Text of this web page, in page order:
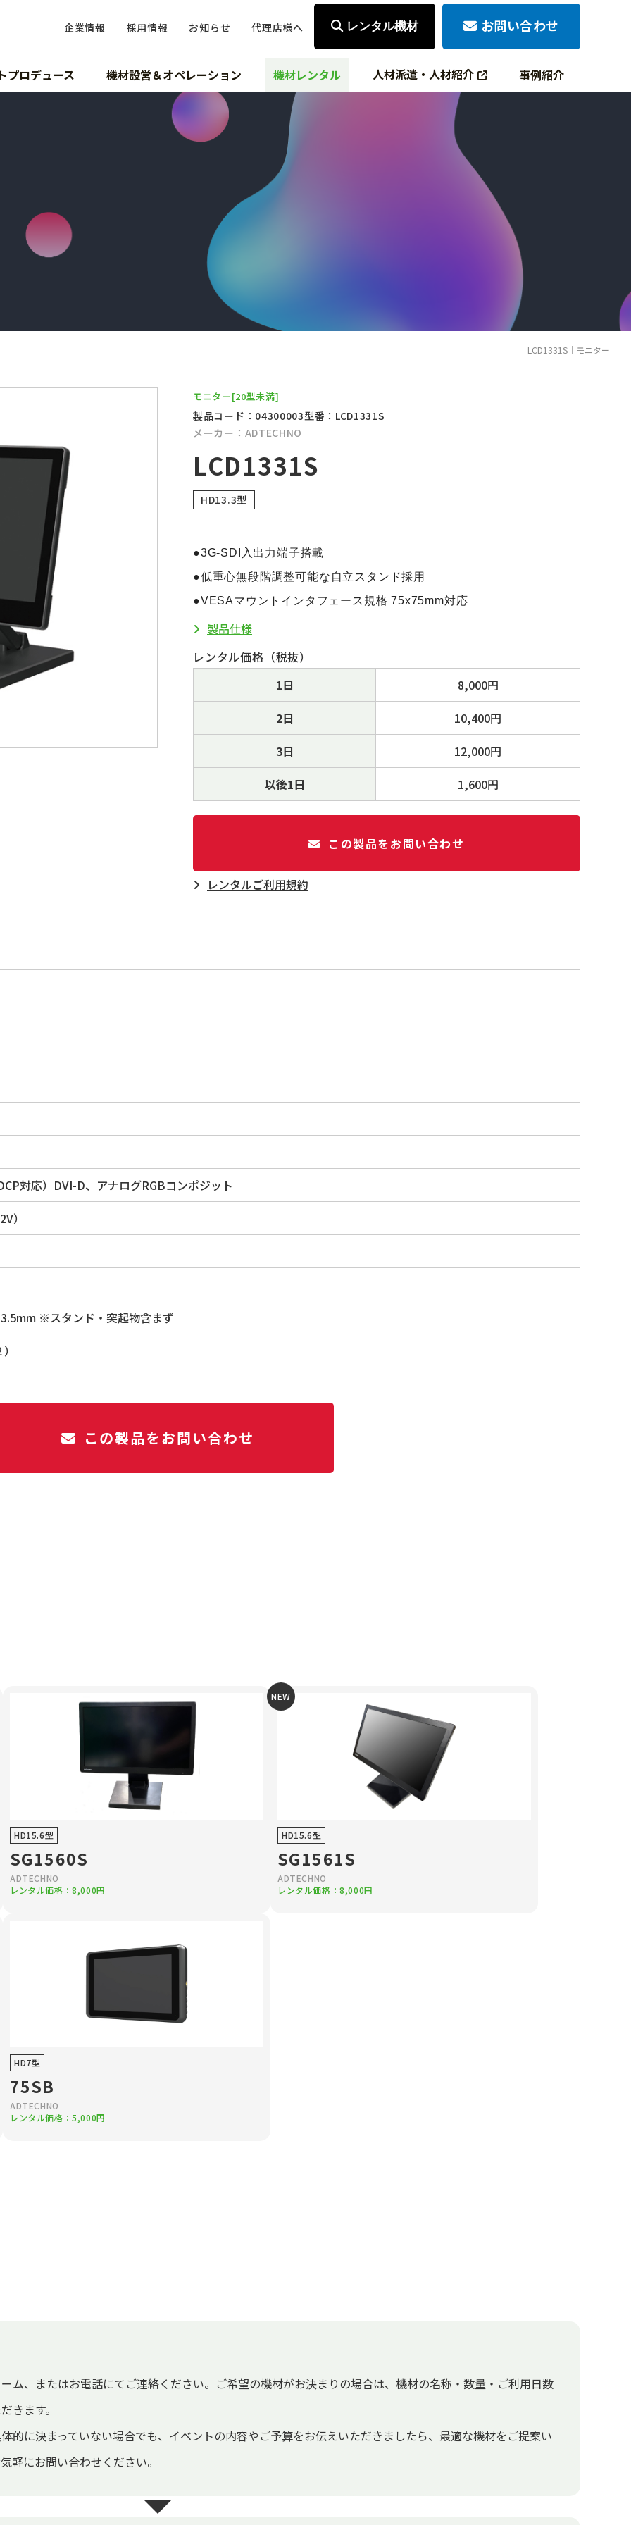
企業情報 採用情報 お知らせ 代理店様へ レンタル機材 お問い合わせ
プロデュース 機材設営＆オペレーション 機材レンタル 人材派遣・人材紹介 事例紹介
LCD1331S｜モニター
モニター[20型未満]
製品コード：04300003型番：LCD1331S
メーカー：ADTECHNO
LCD1331S
HD13.3型
●3G-SDI入出力端子搭載
●低重心無段階調整可能な自立スタンド採用
●VESAマウントインタフェース規格 75x75mm対応
製品仕様
レンタル価格（税抜）
1日
8,000円
2日
10,400円
3日
12,000円
以後1日
1,600円
この製品をお問い合わせ
レンタルご利⽤規約
対応）DVI-D、アナログRGBコンポジット
）
※スタンド・突起物含まず
この製品をお問い合わせ
HD15.6型
SG1560S
ADTECHNO
レンタル価格：8,000円
NEW
HD15.6型
SG1561S
ADTECHNO
レンタル価格：8,000円
HD7型
75SB
ADTECHNO
レンタル価格：5,000円
ム、またはお電話にてご連絡ください。ご希望の機材がお決まりの場合は、機材の名称・数量・ご利用日数
きます。
的に決まっていない場合でも、イベントの内容やご予算をお伝えいただきましたら、最適な機材をご提案い
軽にお問い合わせください。